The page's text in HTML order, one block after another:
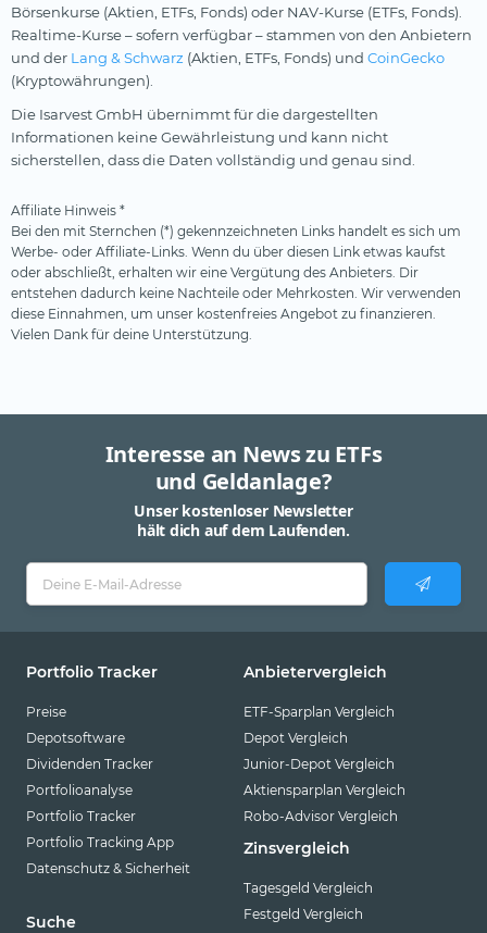
Börsenkurse (Aktien, ETFs, Fonds) oder NAV-Kurse (ETFs, Fonds).
Realtime-Kurse – sofern verfügbar – stammen von den Anbietern
und der Lang & Schwarz (Aktien, ETFs, Fonds) und CoinGecko
(Kryptowährungen).
Die Isarvest GmbH übernimmt für die dargestellten
Informationen keine Gewährleistung und kann nicht
sicherstellen, dass die Daten vollständig und genau sind.
Affiliate Hinweis *
Bei den mit Sternchen (*) gekennzeichneten Links handelt es sich um
Werbe- oder Affiliate-Links. Wenn du über diesen Link etwas kaufst
oder abschließt, erhalten wir eine Vergütung des Anbieters. Dir
entstehen dadurch keine Nachteile oder Mehrkosten. Wir verwenden
diese Einnahmen, um unser kostenfreies Angebot zu finanzieren.
Vielen Dank für deine Unterstützung.
Interesse an News zu ETFs
und Geldanlage?
Unser kostenloser Newsletter
hält dich auf dem Laufenden.
Portfolio Tracker
Preise
Depotsoftware
Dividenden Tracker
Portfolioanalyse
Portfolio Tracker
Portfolio Tracking App
Datenschutz & Sicherheit
Suche
Anbietervergleich
ETF-Sparplan Vergleich
Depot Vergleich
Junior-Depot Vergleich
Aktiensparplan Vergleich
Robo-Advisor Vergleich
Zinsvergleich
Tagesgeld Vergleich
Festgeld Vergleich